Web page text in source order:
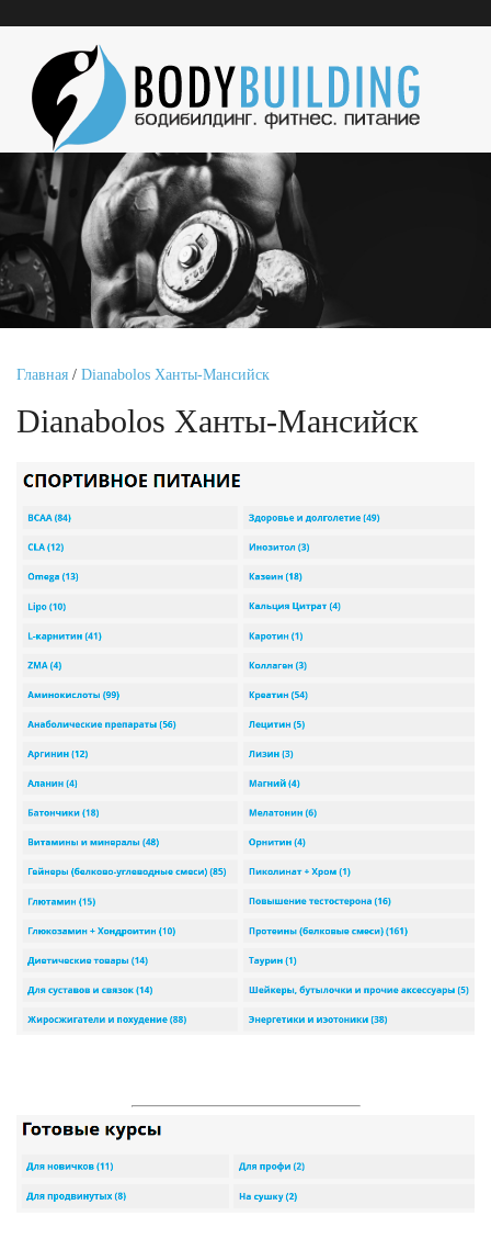
Главная / Dianabolos Ханты-Мансийск
Dianabolos Ханты-Мансийск